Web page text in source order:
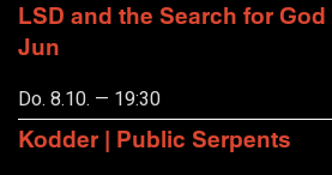
LSD and the Search for
Jun
Do. 8.10. — 19:30
Kodder | Public Serpents